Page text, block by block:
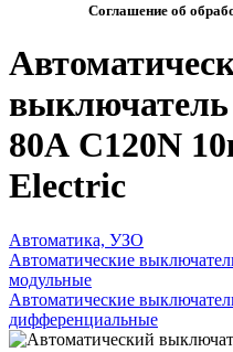
Соглашение об
80А C120N
Electric
Автоматика, УЗО
Автоматические
модульные
Автоматические
дифференциальные